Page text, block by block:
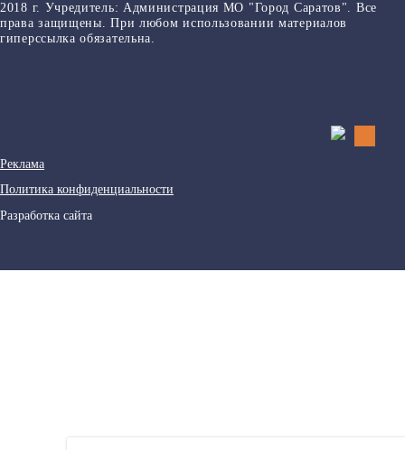
2018 г. Учредитель: Администрация МО "Город Саратов". Все
права защищены. При любом использовании материалов
гиперссылка обязательна.
Реклама
Политика конфиденциальности
Разработка сайта